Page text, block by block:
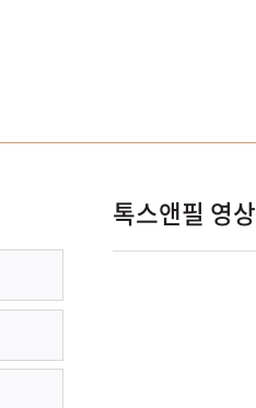
톡스앤필 영상